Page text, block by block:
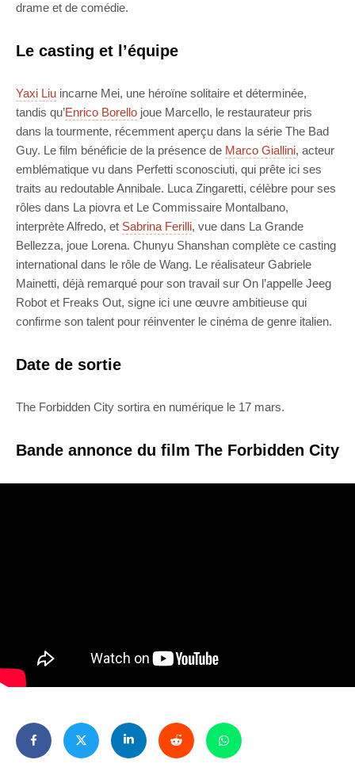
drame et de comédie.
Le casting et l’équipe
Yaxi Liu incarne Mei, une héroïne solitaire et déterminée,
tandis qu’Enrico Borello joue Marcello, le restaurateur pris
dans la tourmente, récemment aperçu dans la série The Bad
Guy. Le film bénéficie de la présence de Marco Giallini, acteur
emblématique vu dans Perfetti sconosciuti, qui prête ici ses
traits au redoutable Annibale. Luca Zingaretti, célèbre pour ses
rôles dans La piovra et Le Commissaire Montalbano,
interprète Alfredo, et Sabrina Ferilli, vue dans La Grande
Bellezza, joue Lorena. Chunyu Shanshan complète ce casting
international dans le rôle de Wang. Le réalisateur Gabriele
Mainetti, déjà remarqué pour son travail sur On l’appelle Jeeg
Robot et Freaks Out, signe ici une œuvre ambitieuse qui
confirme son talent pour réinventer le cinéma de genre italien.
Date de sortie
The Forbidden City sortira en numérique le 17 mars.
Bande annonce du film The Forbidden City